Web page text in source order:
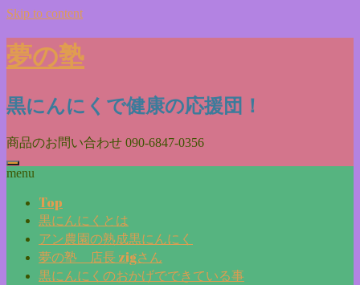
Skip to content
夢の塾
黒にんにくで健康の応援団！
商品のお問い合わせ 090-6847-0356
menu
Top
黒にんにくとは
アン農園の熟成黒にんにく
夢の塾 店長 zigさん
黒にんにくのおかげでできている事